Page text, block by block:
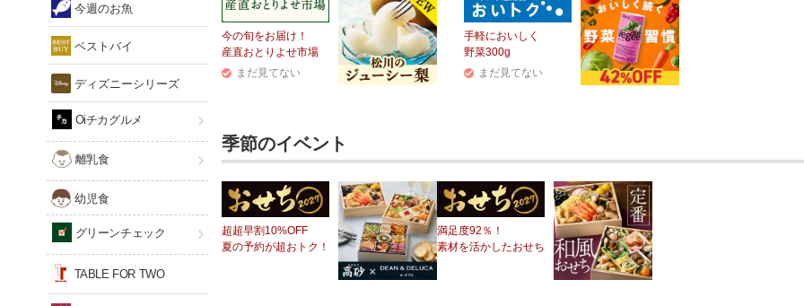
今の旬をお届け！
産直おとりよせ市場
まだ見てない
手軽においしく
野菜300g
まだ見てない
季節のイベント
超超早割10%OFF
夏の予約が超おトク！
満足度92％！
素材を活かしたおせち
今週のお魚
ベストバイ
ディズニーシリーズ
Oiチカグルメ
離乳食
幼児食
グリーンチェック
TABLE FOR TWO